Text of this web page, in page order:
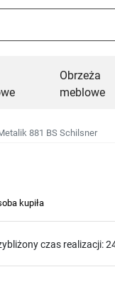
Obrzeża
meblowe
881 BS Schilsner
kupiła
czas realizacji: